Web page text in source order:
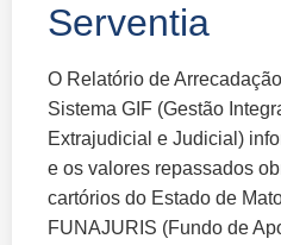
Serventia
O Relatório de
Sistema GIF (Gestão
Extrajudicial e Judicial)
e os valores repassados
cartórios do Estado de
FUNAJURIS (Fundo de